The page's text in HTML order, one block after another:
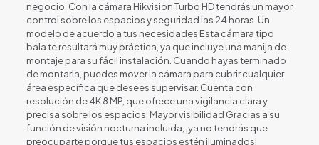
negocio. Con la cámara Hikvision Turbo HD tendrás un mayor
control sobre los espacios y seguridad las 24 horas. Un
modelo de acuerdo a tus necesidades Esta cámara tipo
bala te resultará muy práctica, ya que incluye una manija de
montaje para su fácil instalación. Cuando hayas terminado
de montarla, puedes mover la cámara para cubrir cualquier
área específica que desees supervisar. Cuenta con
resolución de 4K 8 MP, que ofrece una vigilancia clara y
precisa sobre los espacios. Mayor visibilidad Gracias a su
función de visión nocturna incluida, ¡ya no tendrás que
preocuparte porque tus espacios estén iluminados!